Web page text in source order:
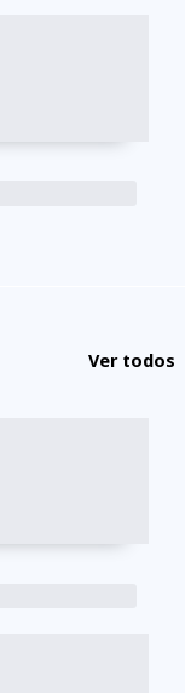
Ver todos